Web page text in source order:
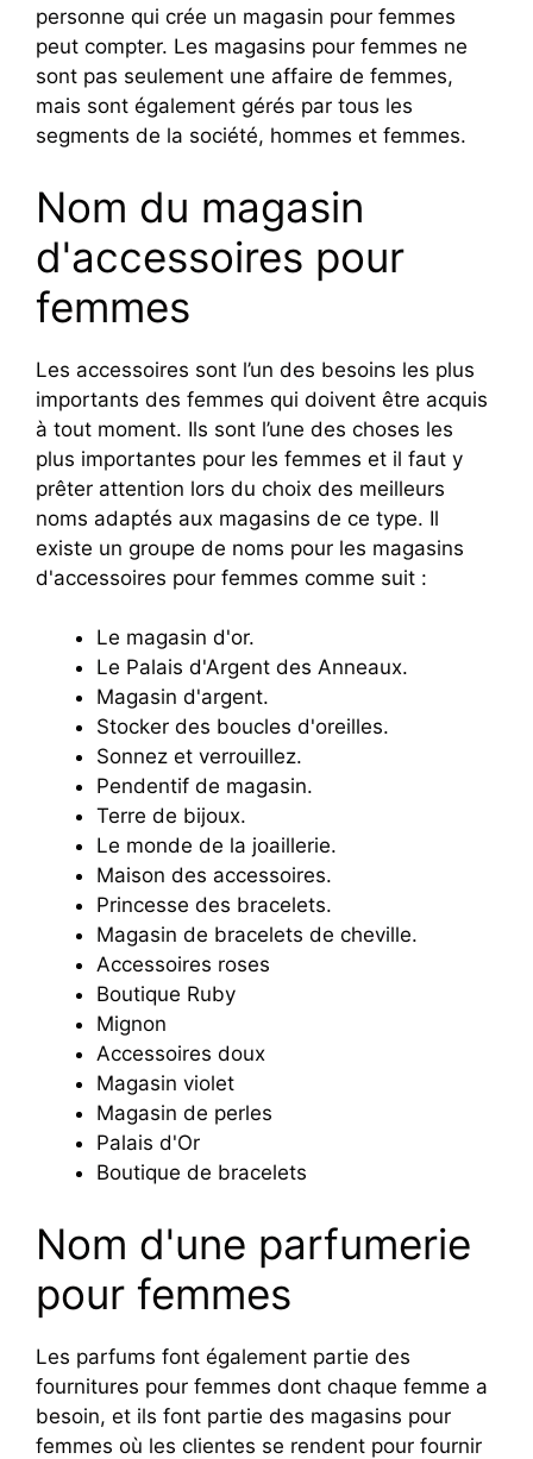
personne qui crée un magasin pour femmes
peut compter. Les magasins pour femmes ne
sont pas seulement une affaire de femmes,
mais sont également gérés par tous les
segments de la société, hommes et femmes.
Nom du magasin
d'accessoires pour
femmes
Les accessoires sont l’un des besoins les plus
importants des femmes qui doivent être acquis
à tout moment. Ils sont l’une des choses les
plus importantes pour les femmes et il faut y
prêter attention lors du choix des meilleurs
noms adaptés aux magasins de ce type. Il
existe un groupe de noms pour les magasins
d'accessoires pour femmes comme suit :
Le magasin d'or.
Le Palais d'Argent des Anneaux.
Magasin d'argent.
Stocker des boucles d'oreilles.
Sonnez et verrouillez.
Pendentif de magasin.
Terre de bijoux.
Le monde de la joaillerie.
Maison des accessoires.
Princesse des bracelets.
Magasin de bracelets de cheville.
Accessoires roses
Boutique Ruby
Mignon
Accessoires doux
Magasin violet
Magasin de perles
Palais d'Or
Boutique de bracelets
Nom d'une parfumerie
pour femmes
Les parfums font également partie des
fournitures pour femmes dont chaque femme a
besoin, et ils font partie des magasins pour
femmes où les clientes se rendent pour fournir